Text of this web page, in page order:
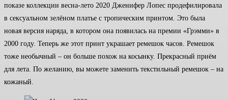
показе коллекции весна-лето 2020 Дженифер Лопес продефилировала
в сексуальном зелёном платье с тропическим принтом. Это была
новая версия наряда, в котором она появилась на премии «Грэмми» в
2000 году. Теперь же этот принт украшает ремешок часов. Ремешок
тоже необычный – он больше похож на косынку. Прекрасный приём
для лета. По желанию, вы можете заменить текстильный ремешок – на
кожаный.